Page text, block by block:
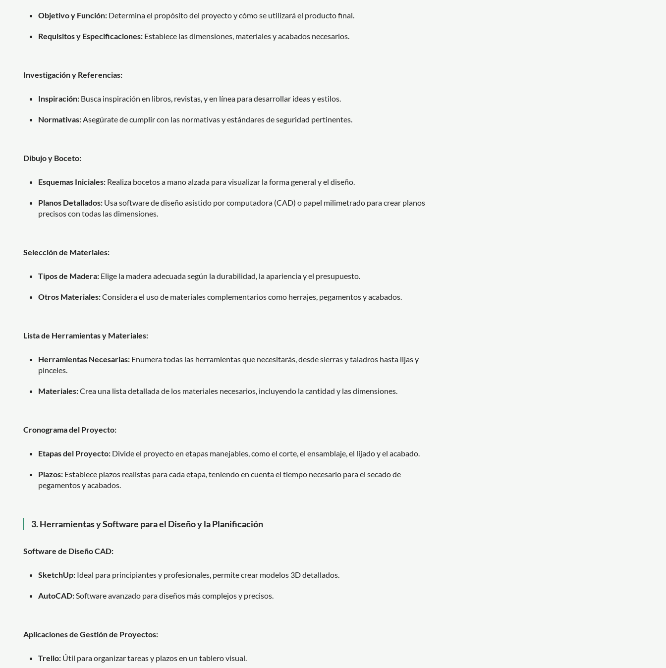
Objetivo y Función: Determina el propósito del proyecto y cómo se utilizará el producto final.
Requisitos y Especificaciones: Establece las dimensiones, materiales y acabados necesarios.
Investigación y Referencias:
Inspiración: Busca inspiración en libros, revistas, y en línea para desarrollar ideas y estilos.
Normativas: Asegúrate de cumplir con las normativas y estándares de seguridad pertinentes.
Dibujo y Boceto:
Esquemas Iniciales: Realiza bocetos a mano alzada para visualizar la forma general y el diseño.
Planos Detallados: Usa software de diseño asistido por computadora (CAD) o papel milimetrado para crear planos
precisos con todas las dimensiones.
Selección de Materiales:
Tipos de Madera: Elige la madera adecuada según la durabilidad, la apariencia y el presupuesto.
Otros Materiales:Considera el uso de materiales complementarios como herrajes, pegamentos y acabados.
Lista de Herramientas y Materiales:
Herramientas Necesarias: Enumera todas las herramientas que necesitarás, desde sierras y taladros hasta lijas y
pinceles.
Materiales:Crea una lista detallada de los materiales necesarios, incluyendo la cantidad y las dimensiones.
Cronograma del Proyecto:
Etapas del Proyecto: Divide el proyecto en etapas manejables, como el corte, el ensamblaje, el lijado y el acabado.
Plazos: Establece plazos realistas para cada etapa, teniendo en cuenta el tiempo necesario para el secado de
pegamentos y acabados.
3.Herramientas y Software para el Diseño y la Planificación
Software de Diseño CAD:
SketchUp: Ideal para principiantes y profesionales, permite crear modelos 3D detallados.
AutoCAD: Software avanzado para diseños más complejos y precisos.
Aplicaciones de Gestión de Proyectos:
Trello: Útil para organizar tareas y plazos en un tablero visual.